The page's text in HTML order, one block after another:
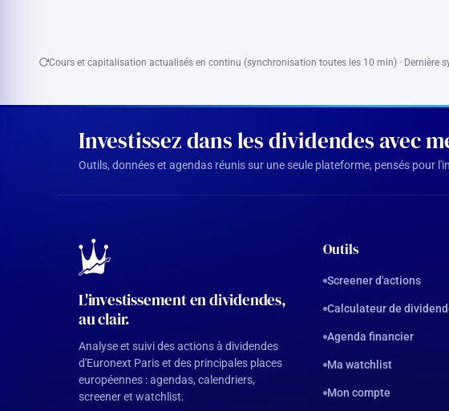
Cours et capitalisation actualisés en continu (synchronisation toutes les 10 min) · Dernière
Investissez dans les dividendes avec
Outils, données et agendas réunis sur une seule plateforme, pensés pour
L'investissement en dividendes,
au clair.
Analyse et suivi des actions à dividendes
d'Euronext Paris et des principales places
européennes : agendas, calendriers,
screener et watchlist.
Outils
Screener d'actions
Calculateur de
Agenda financier
Ma watchlist
Mon compte